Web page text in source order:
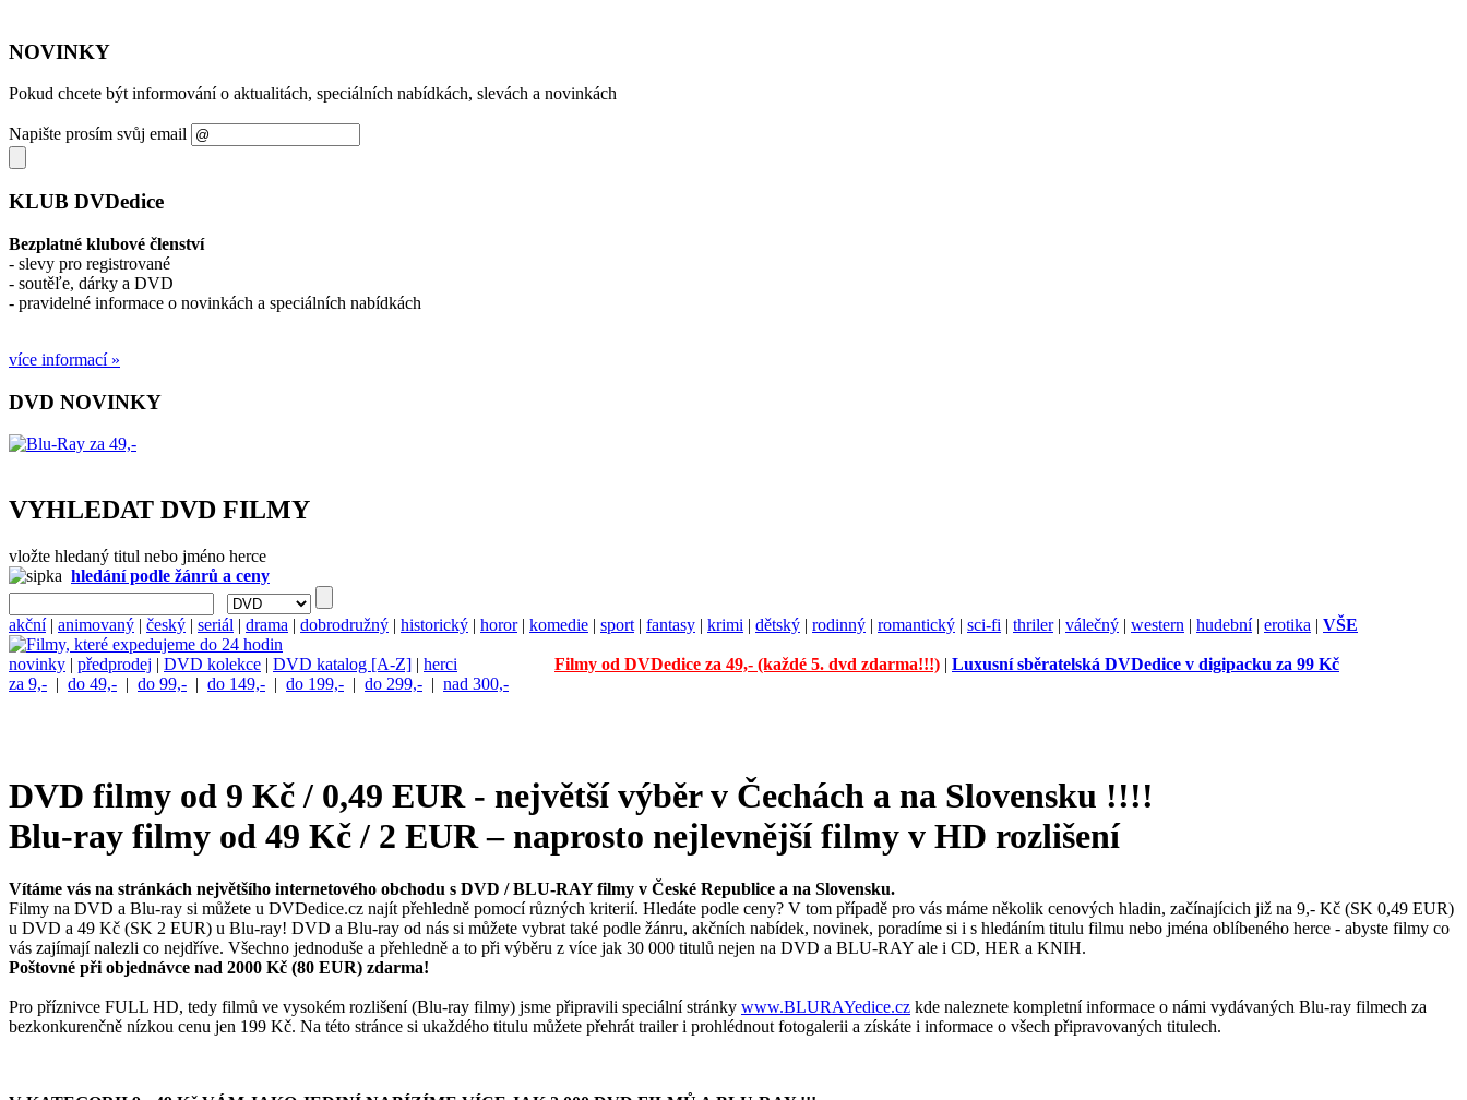
NOVINKY
Pokud chcete být informování o aktualitách, speciálních nabídkách, slevách a novinkách
Napište prosím svůj email
KLUB DVDedice
Bezplatné klubové členství
- slevy pro registrované
- soutěľe, dárky a DVD
- pravidelné informace o novinkách a speciálních nabídkách
více informací »
DVD NOVINKY
VYHLEDAT DVD FILMY
vložte hledaný titul nebo jméno herce
hledání podle žánrů a ceny
akční| animovaný | český | seriál | drama | dobrodružný | historický | horor| komedie | sport | fantasy | krimi | dětský | rodinný | romantický | sci-fi | thriler| válečný | western | hudební| erotika | VŠE
novinky | předprodej | DVD kolekce | DVD katalog [A-Z] | herci
za 9,- | do 49,- | do 99,- | do 149,- | do 199,- | do 299,- | nad 300,-
Filmy od DVDedice za 49,- (každé 5. dvd zdarma!!!) | Luxusní sběratelská DVDedice v digipacku za 99 Kč
DVD filmy od 9 Kč / 0,49 EUR - největší výběr v Čechách a na Slovensku !!!!
Blu-ray filmy od 49 Kč / 2 EUR – naprosto nejlevnější filmy v HD rozlišení
Vítáme vás na stránkách největšího internetového obchodu s DVD / BLU-RAY filmy v České Republice a na Slovensku.
Filmy na DVD a Blu-ray si můžete u DVDedice.cz najít přehledně pomocí různých kriterií. Hledáte podle ceny? V tom případě pro vás máme několik cenových hladin, začínajícich již na 9,- Kč (SK 0,49 EUR)
u DVD a 49 Kč (SK 2 EUR) u Blu-ray! DVD a Blu-ray od nás si můžete vybrat také podle žánru, akčních nabídek, novinek, poradíme si i s hledáním titulu filmu nebo jména oblíbeného herce - abyste filmy co
vás zajímají nalezli co nejdříve. Všechno jednoduše a přehledně a to při výběru z více jak 30 000 titulů nejen na DVD a BLU-RAY ale i CD, HER a KNIH.
Poštovné při objednávce nad 2000 Kč (80 EUR) zdarma!
Pro příznivce FULL HD, tedy filmů ve vysokém rozlišení (Blu-ray filmy) jsme připravili speciální stránky www.BLURAYedice.cz kde naleznete kompletní informace o námi vydávaných Blu-ray filmech za
bezkonkurenčně nízkou cenu jen 199 Kč. Na této stránce si ukaždého titulu můžete přehrát trailer i prohlédnout fotogalerii a získáte i informace o všech připravovaných titulech.